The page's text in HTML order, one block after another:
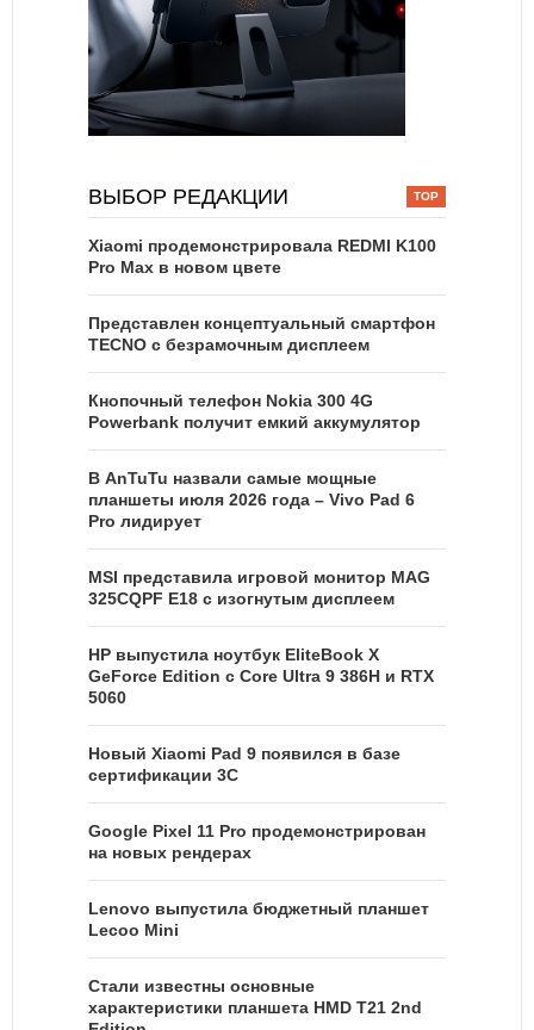
ВЫБОР РЕДАКЦИИ
Xiaomi продемонстрировала REDMI K100
Pro Max в новом цвете
Представлен концептуальный смартфон
TECNO с безрамочным дисплеем
Кнопочный телефон Nokia 300 4G
Powerbank получит емкий аккумулятор
В AnTuTu назвали самые мощные
планшеты июля 2026 года – Vivo Pad 6
Pro лидирует
MSI представила игровой монитор MAG
325CQPF E18 с изогнутым дисплеем
HP выпустила ноутбук EliteBook X
GeForce Edition с Core Ultra 9 386H и RTX
5060
Новый Xiaomi Pad 9 появился в базе
сертификации 3C
Google Pixel 11 Pro продемонстрирован
на новых рендерах
Lenovo выпустила бюджетный планшет
Lecoo Mini
Стали известны основные
характеристики планшета HMD T21 2nd